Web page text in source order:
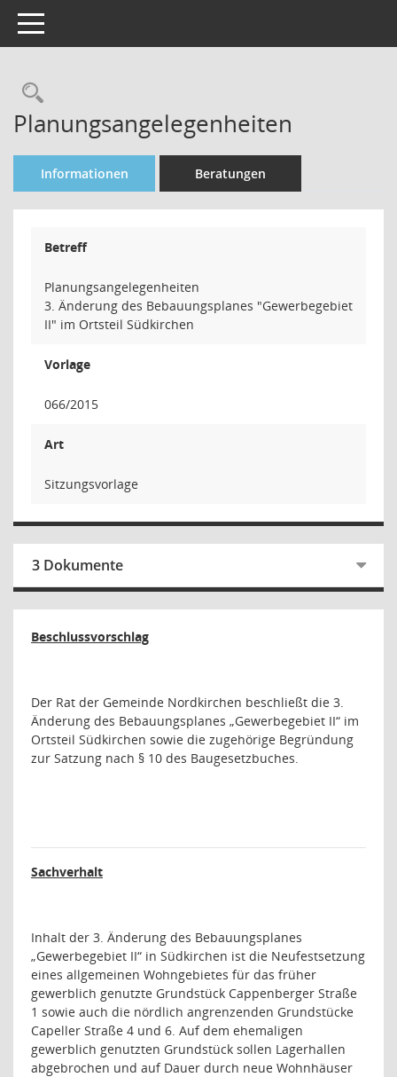
Toggle navigation
Rechercheauswahl
Planungsangelegenheiten
Informationen Beratungen
Betreff
Planungsangelegenheiten
3. Änderung des Bebauungsplanes "Gewerbegebiet
II" im Ortsteil Südkirchen
Vorlage
066/2015
Art
Sitzungsvorlage
3 Dokumente
Beschlussvorschlag
Der Rat der Gemeinde Nordkirchen beschließt die 3.
Änderung des Bebauungsplanes „Gewerbegebiet II“ im
Ortsteil Südkirchen sowie die zugehörige Begründung
zur Satzung nach § 10 des Baugesetzbuches.
Sachverhalt
Inhalt der 3. Änderung des Bebauungsplanes
„Gewerbegebiet II“ in Südkirchen ist die Neufestsetzung
eines allgemeinen Wohngebietes für das früher
gewerblich genutzte Grundstück Cappenberger Straße
1 sowie auch die nördlich angrenzenden Grundstücke
Capeller Straße 4 und 6. Auf dem ehemaligen
gewerblich genutzten Grundstück sollen Lagerhallen
abgebrochen und auf Dauer durch neue Wohnhäuser